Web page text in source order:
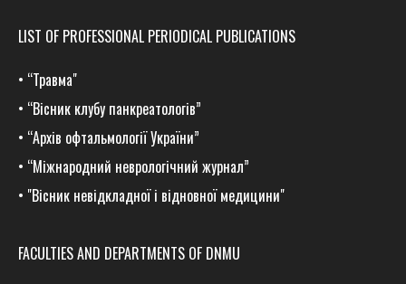
LIST OF PROFESSIONAL PERIODICAL PUBLICATIONS
• “Травма"
• “Вісник клубу панкреатологів”
• “Архів офтальмології України”
• “Міжнародний неврологічний журнал”
• "Вісник невідкладної і відновної медицини"
FACULTIES AND DEPARTMENTS OF DNMU